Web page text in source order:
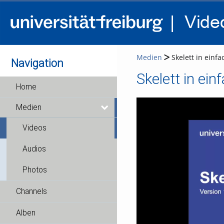
Navigation
Home
Medien
Videos
Audios
Photos
Channels
Alben
Medien Skelett in
Skelett in